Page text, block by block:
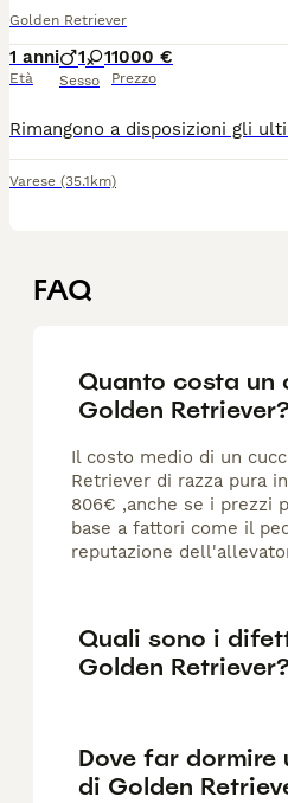
Golden Retriever
1 anni
Età
1 1
Sesso
1000 €
Prezzo
Varese (35.1km)
FAQ
Quanto costa un
Golden Retriever?
Il costo medio di un
Retriever di razza pura
806€ ,anche se i prezzi
base a fattori come il
reputazione
Quali sono i
Golden Retriever?
Dove far dormire
di Golden